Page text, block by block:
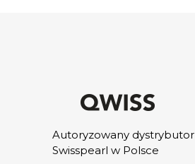
Autoryzowany dystrybutor
Swisspearl w Polsce